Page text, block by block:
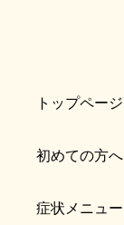
トップページ
初めての方へ
症状メニュー